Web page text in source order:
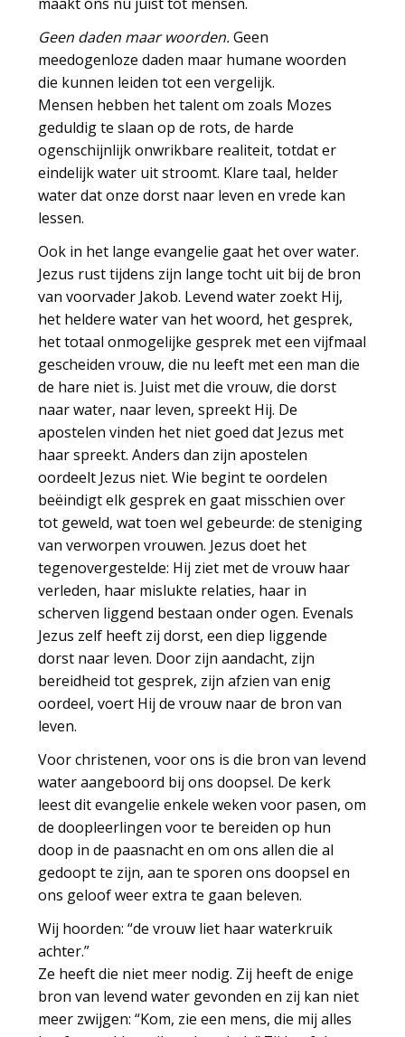
Geen daden maar woorden.Geen
meedogenloze daden maar humane woorden
die kunnen leiden tot een vergelijk.
Mensen hebben het talent om zoals Mozes
geduldig te slaan op de rots, de harde
ogenschijnlijk onwrikbare realiteit, totdat er
eindelijk water uit stroomt. Klare taal, helder
water dat onze dorst naar leven en vrede kan
lessen.
Ook in het lange evangelie gaat het over water.
Jezus rust tijdens zijn lange tocht uit bij de bron
van voorvader Jakob. Levend water zoekt Hij,
het heldere water van het woord, het gesprek,
het totaal onmogelijke gesprek met een vijfmaal
gescheiden vrouw, die nu leeft met een man die
de hare niet is. Juist met die vrouw, die dorst
naar water, naar leven, spreekt Hij. De
apostelen vinden het niet goed dat Jezus met
haar spreekt. Anders dan zijn apostelen
oordeelt Jezus niet. Wie begint te oordelen
beëindigt elk gesprek en gaat misschien over
tot geweld, wat toen wel gebeurde: de steniging
van verworpen vrouwen. Jezus doet het
tegenovergestelde: Hij ziet met de vrouw haar
verleden, haar mislukte relaties, haar in
scherven liggend bestaan onder ogen. Evenals
Jezus zelf heeft zij dorst, een diep liggende
dorst naar leven. Door zijn aandacht, zijn
bereidheid tot gesprek, zijn afzien van enig
oordeel, voert Hij de vrouw naar de bron van
leven.
Voor christenen, voor ons is die bron van levend
water aangeboord bij ons doopsel. De kerk
leest dit evangelie enkele weken voor pasen, om
de doopleerlingen voor te bereiden op hun
doop in de paasnacht en om ons allen die al
gedoopt te zijn, aan te sporen ons doopsel en
ons geloof weer extra te gaan beleven.
Wij hoorden: “de vrouw liet haar waterkruik
achter.”
Ze heeft die niet meer nodig. Zij heeft de enige
bron van levend water gevonden en zij kan niet
meer zwijgen: “Kom, zie een mens, die mij alles